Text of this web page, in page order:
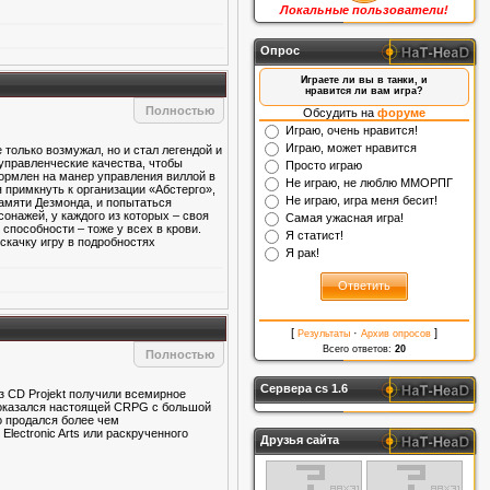
Полностью
возмужал, но и стал легендой и
качества, чтобы
на манер управления виллой в
к организации «Абстерго»,
Дезмонда, и попытаться
у каждого из которых – своя
– тоже у всех в крови.
игру в подробностях
Полностью
CD Projekt получили всемирное
настоящей CRPG с большой
продался более чем
Arts или раскрученного
Локальные пользователи!
Опрос
Играете ли вы в танки, и
нравится ли вам игра?
Обсудить на форуме
Играю, очень нравится!
Играю, может нравится
Просто играю
Не играю, не люблю ММОРПГ
Не играю, игра меня бесит!
Самая ужасная игра!
Я статист!
Я рак!
[ Результаты · Архив опросов ]
Всего ответов: 20
Сервера cs 1.6
Друзья сайта